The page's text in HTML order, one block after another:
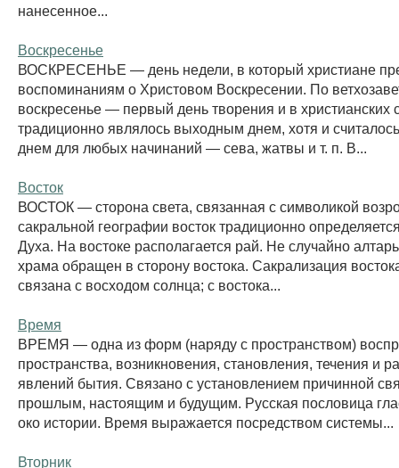
нанесенное...
Воскресенье
ВОСКРЕСЕНЬЕ — день недели, в который христиане
воспоминаниям о Христовом Воскресении. По
воскресенье — первый день творения и в христианских
традиционно являлось выходным днем, хотя и
днем для любых начинаний — сева, жатвы и т. п. В...
Восток
ВОСТОК — сторона света, связанная с символикой
сакральной географии восток традиционно
Духа. На востоке располагается рай. Не случайно
храма обращен в сторону востока. Сакрализация
связана с восходом солнца; с востока...
Время
ВРЕМЯ — одна из форм (наряду с пространством)
пространства, возникновения, становления, течения и
явлений бытия. Связано с установлением причинной
прошлым, настоящим и будущим. Русская пословица
око истории. Время выражается посредством системы...
Вторник